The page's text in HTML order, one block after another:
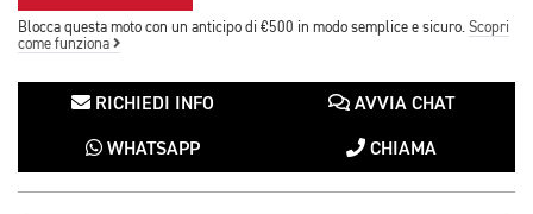
Blocca questa moto con un anticipo di €500 in modo semplice e sicuro. Scopri
come funziona
RICHIEDI INFO AVVIA CHAT
WHATSAPP CHIAMA